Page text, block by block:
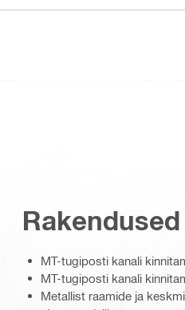
Rakendused
MT-tugiposti kanali
MT-tugiposti kanali
Metallist raamide ja